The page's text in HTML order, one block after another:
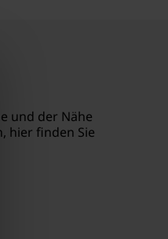
und der Nähe
hier finden Sie